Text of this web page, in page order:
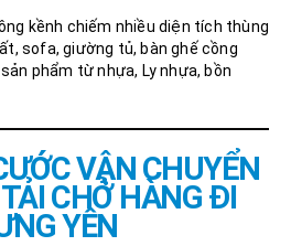
kềnh chiếm nhiều diện tích thùng
sofa, giường tủ, bàn ghế cồng
phẩm từ nhựa, Ly nhựa, bồn
VẬN CHUYỂN
CHỞ HÀNG ĐI
YÊN